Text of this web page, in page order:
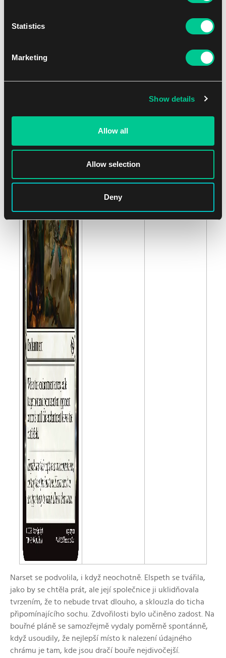
Statistics
Marketing
Show details
Allow all
Allow selection
Deny
Narset se podvolila, i když neochotně. Elspeth se tvářila,
jako by se chtěla prát, ale její společnice ji uklidňovala
tvrzením, že to nebude trvat dlouho, a sklouzla do ticha
připomínajícího sochu. Zdvořilosti bylo učiněno zadost. Na
bouřné pláně se samozřejmě vydaly poměrně spontánně,
když usoudily, že nejlepší místo k nalezení údajného
chrámu je tam, kde jsou dračí bouře nejdivočejší.